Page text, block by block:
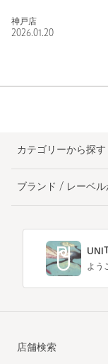
神戸店
2026.01.20
カテゴリーから探す
ブランド / レーベル
よう
店舗検索